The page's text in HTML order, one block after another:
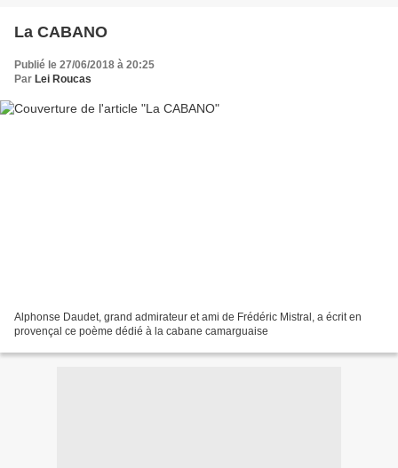
La CABANO
Publié le 27/06/2018 à 20:25
Par Lei Roucas
Alphonse Daudet, grand admirateur et ami de Frédéric Mistral, a écrit en
provençal ce poème dédié à la cabane camarguaise